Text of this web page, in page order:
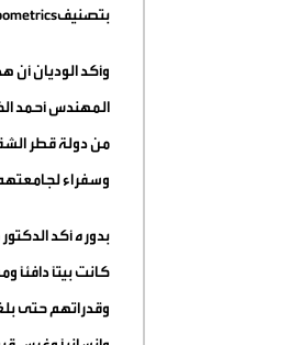
بتصنيف
وأكد الوديان أن
المهندس أحمد
من دولة قطر
وسفراء
بدوره أكد
كانت بيتًا دافئًا
وقدراتهم حتى